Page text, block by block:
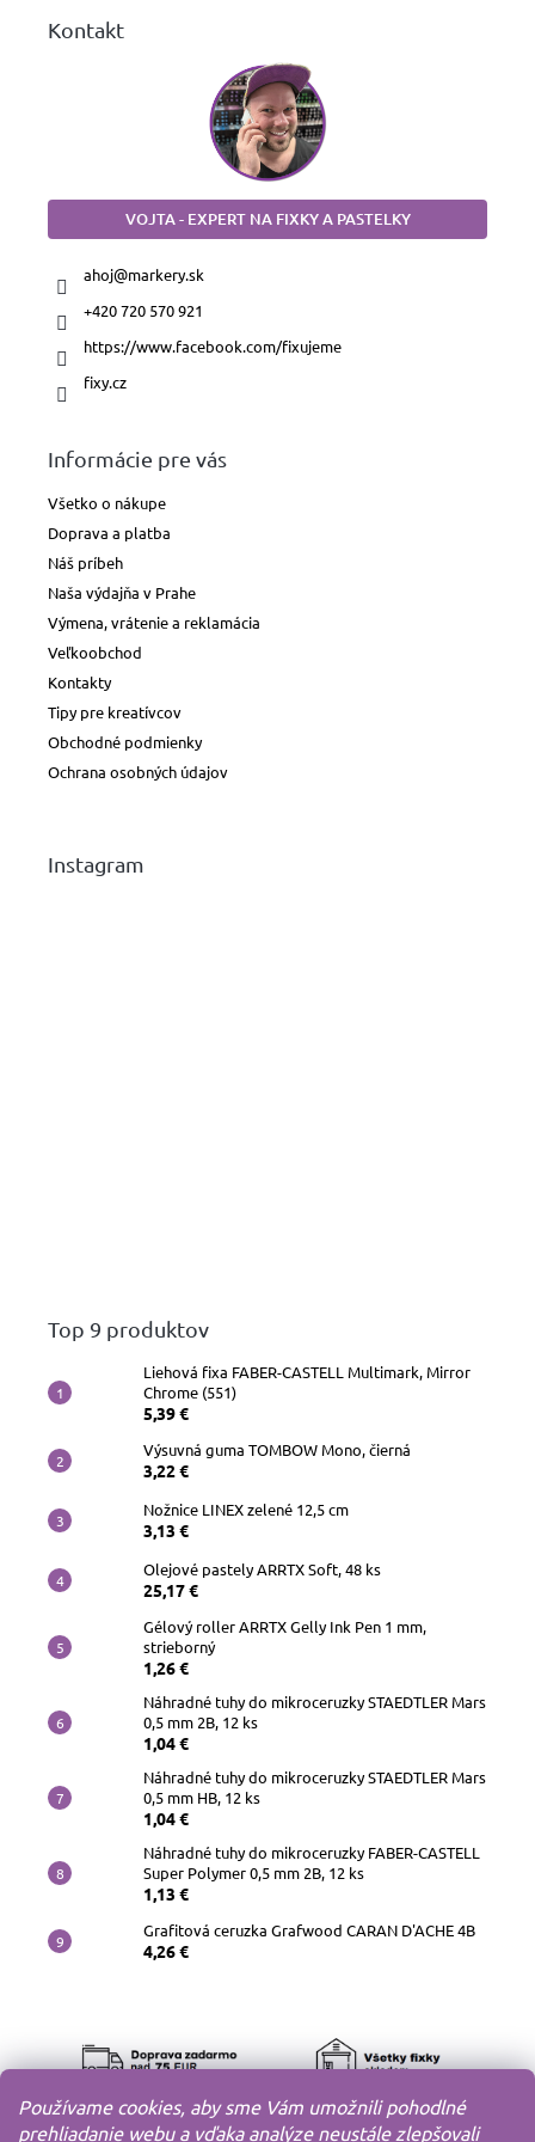
Používame cookies, aby sme Vám umožnili pohodlné
prehliadanie webu a vďaka analýze neustále zlepšovali
Kontakt
VOJTA - EXPERT NA FIXKY A PASTELKY
ahoj@markery.sk
+420 720 570 921
https://www.facebook.com/fixujeme
fixy.cz
Informácie pre vás
Všetko o nákupe
Doprava a platba
Náš príbeh
Naša výdajňa v Prahe
Výmena, vrátenie a reklamácia
Veľkoobchod
Kontakty
Tipy pre kreatívcov
Obchodné podmienky
Ochrana osobných údajov
Instagram
Top 9 produktov
Liehová fixa FABER-CASTELL Multimark, Mirror
Chrome (551)
5,39 €
Výsuvná guma TOMBOW Mono, čierná
3,22 €
Nožnice LINEX zelené 12,5 cm
3,13 €
Olejové pastely ARRTX Soft, 48 ks
25,17 €
Gélový roller ARRTX Gelly Ink Pen 1 mm,
strieborný
1,26 €
Náhradné tuhy do mikroceruzky STAEDTLER Mars
0,5 mm 2B, 12 ks
1,04 €
Náhradné tuhy do mikroceruzky STAEDTLER Mars
0,5 mm HB, 12 ks
1,04 €
Náhradné tuhy do mikroceruzky FABER-CASTELL
Super Polymer 0,5 mm 2B, 12 ks
1,13 €
Grafitová ceruzka Grafwood CARAN D'ACHE 4B
4,26 €